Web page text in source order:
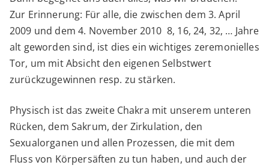
Zur Erinnerung: Für alle, die zwischen dem 3. April
2009 und dem 4. November 2010 8, 16, 24, 32, … Jahre
alt geworden sind, ist dies ein wichtiges zeremonielles
Tor, um mit Absicht den eigenen Selbstwert
zurückzugewinnen resp. zu stärken.
Physisch ist das zweite Chakra mit unserem unteren
Rücken, dem Sakrum, der Zirkulation, den
Sexualorganen und allen Prozessen, die mit dem
Fluss von Körpersäften zu tun haben, und auch der